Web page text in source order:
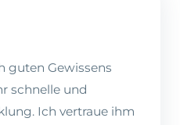
guten Gewissens
schnelle und
Ich vertraue ihm